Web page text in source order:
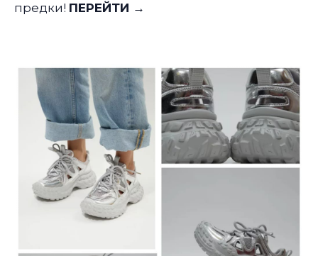
предки! ПЕРЕЙТИ →